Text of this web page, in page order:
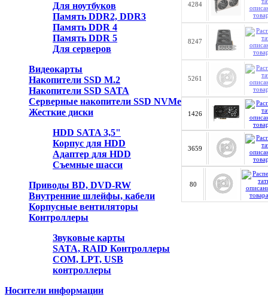
Для ноутбуков
Память DDR2, DDR3
Память DDR 4
Память DDR 5
Для серверов
Видеокарты
Накопители SSD M.2
Накопители SSD SATA
Серверные накопители SSD NVMe
Жесткие диски
HDD SATA 3,5"
Корпус для HDD
Адаптер для HDD
Съемные шасси
Приводы BD, DVD-RW
Внутренние шлейфы, кабели
Корпусные вентиляторы
Контроллеры
Звуковые карты
SATA, RAID Контроллеры
COM, LPT, USB
контроллеры
Носители информации
4284
8247
5261
1426
3659
80